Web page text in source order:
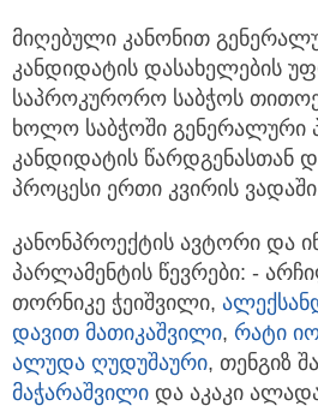
მიღებული კანონით
კანდიდატის დასახელების
საპროკურორო საბჭოს
ხოლო საბჭოში გენერალური
კანდიდატის წარდგენასთან
პროცესი ერთი კვირის
კანონპროექტის ავტორი და
პარლამენტის წევრები: -
თორნიკე ჭეიშვილი,
დავით მათიკაშვილი, რატი
ალუდა ღუდუშაური, თენგიზ
მაჭარაშვილი და აკაკი